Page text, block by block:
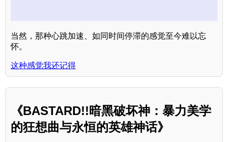
当然，那种心跳加速、如同时间停滞的感觉至今难以忘
怀。
这种感觉我还记得
《BASTARD!!暗黑破坏神：暴力美学
的狂想曲与永恒的英雄神话》